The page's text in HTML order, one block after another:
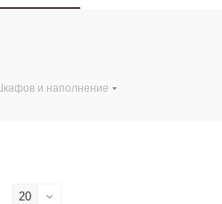
и наполнение
20